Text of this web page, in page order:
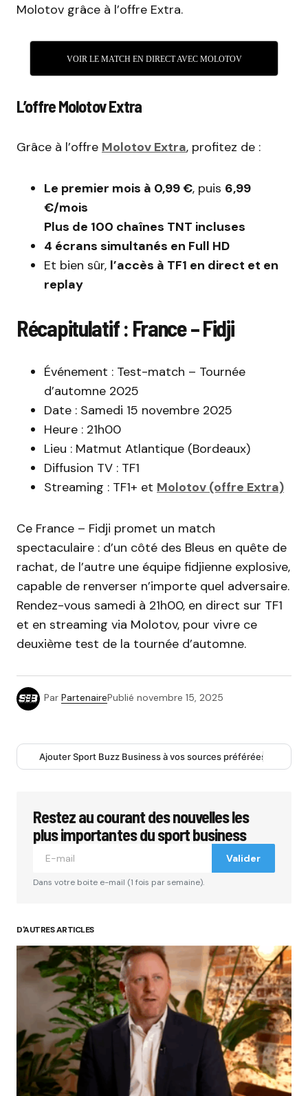
Molotov grâce à l’offre Extra.
VOIR LE MATCH EN DIRECT AVEC MOLOTOV
L’offre Molotov Extra
Grâce à l’offre Molotov Extra, profitez de :
Le premier mois à 0,99 €, puis 6,99
€/mois
Plus de 100 chaînes TNT incluses
4 écrans simultanés en Full HD
Et bien sûr, l’accès à TF1 en direct et en
replay
Récapitulatif : France – Fidji
Événement : Test-match – Tournée
d’automne 2025
Date : Samedi 15 novembre 2025
Heure : 21h00
Lieu : Matmut Atlantique (Bordeaux)
Diffusion TV : TF1
Streaming : TF1+ et Molotov (offre Extra)
Ce France – Fidji promet un match
spectaculaire : d’un côté des Bleus en quête de
rachat, de l’autre une équipe fidjienne explosive,
capable de renverser n’importe quel adversaire.
Rendez-vous samedi à 21h00, en direct sur TF1
et en streaming via Molotov, pour vivre ce
deuxième test de la tournée d’automne.
Par PartenairePublié novembre 15, 2025
Ajouter Sport Buzz Business à vos sources préférées
Restez au courant des nouvelles les
plus importantes du sport business
Valider
Dans votre boite e-mail (1 fois par semaine).
D'AUTRES ARTICLES